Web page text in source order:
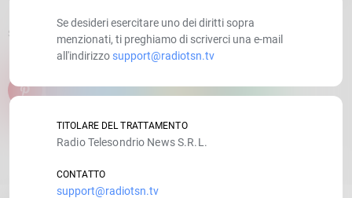
SCRITTO DA: RADIOTSN
email
Se desideri esercitare uno dei diritti sopra
menzionati, ti preghiamo di scriverci una e-mail
all'indirizzo support@radiotsn.tv
TITOLARE DEL TRATTAMENTO
Radio Telesondrio News S.R.L.
CONTATTO
support@radiotsn.tv